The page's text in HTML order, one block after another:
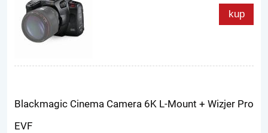
kup
Blackmagic Cinema Camera 6K L-Mount + Wizjer Pro
EVF